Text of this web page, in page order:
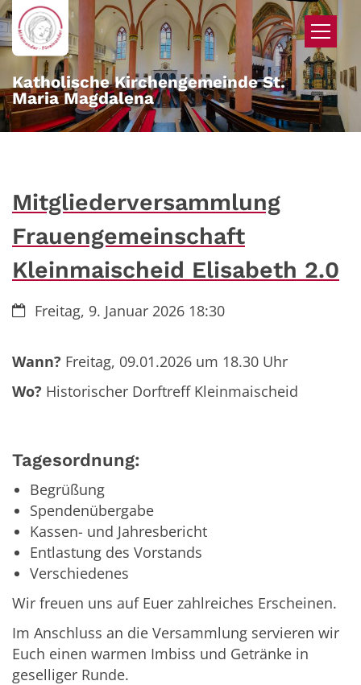
Zum Inhalt springen
Katholische Kirchengemeinde St.
Maria Magdalena
Mitgliederversammlung
Frauengemeinschaft
Kleinmaischeid Elisabeth 2.0
Datum:Freitag, 9. Januar 2026 18:30
Wann? Freitag, 09.01.2026 um 18.30 Uhr
Wo? Historischer Dorftreff Kleinmaischeid
Tagesordnung:
Begrüßung
Spendenübergabe
Kassen- und Jahresbericht
Entlastung des Vorstands
Verschiedenes
Wir freuen uns auf Euer zahlreiches Erscheinen.
Im Anschluss an die Versammlung servieren wir
Euch einen warmen Imbiss und Getränke in
geselliger Runde.